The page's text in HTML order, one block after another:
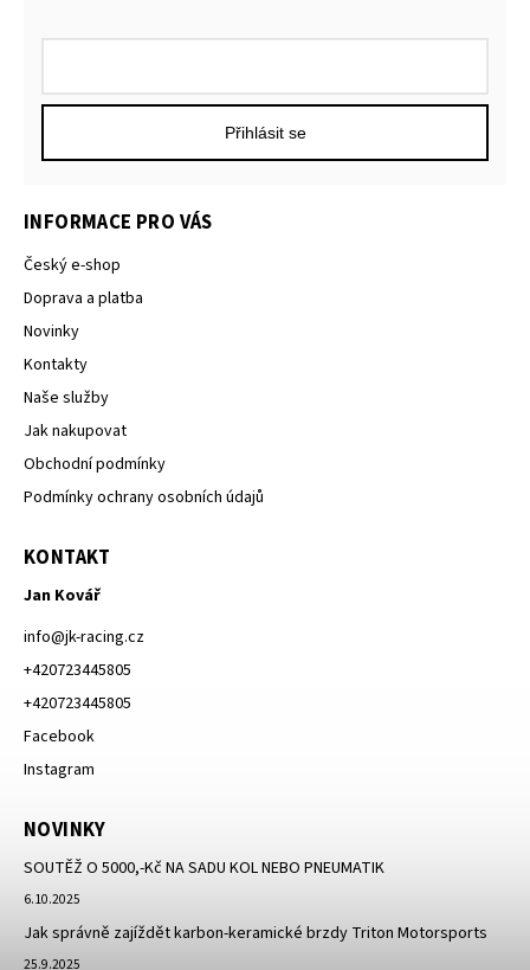
INFORMACE PRO VÁS
Český e-shop
Doprava a platba
Novinky
Kontakty
Naše služby
Jak nakupovat
Obchodní podmínky
Podmínky ochrany osobních údajů
KONTAKT
Jan Kovář
info@jk-racing.cz
+420723445805
+420723445805
Facebook
Instagram
NOVINKY
SOUTĚŽ O 5000,-Kč NA SADU KOL NEBO PNEUMATIK
6.10.2025
Jak správně zajíždět karbon-keramické brzdy Triton Motorsports
25.9.2025
Přihlásit se